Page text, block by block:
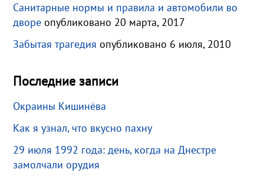
Санитарные нормы и правила и автомобили во
дворе опубликовано 20 марта, 2017
Забытая трагедия опубликовано 6 июля, 2010
Последние записи
Окраины Кишинёва
Как я узнал, что вкусно пахну
29 июля 1992 года: день, когда на Днестре
замолчали орудия